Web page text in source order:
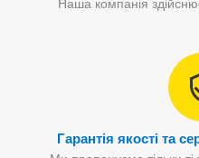
Наша компанія
Гарантія якості та